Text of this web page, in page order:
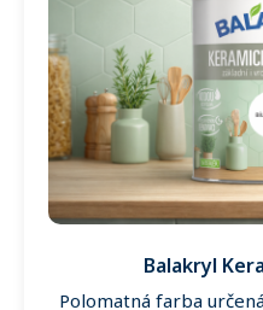
Balakryl
Polomatná farba